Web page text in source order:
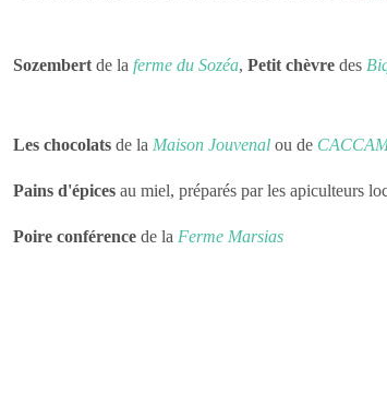
Sozembert de la ferme du Sozéa, Petit chèvre des
Les chocolats de la Maison Jouvenal ou de
Pains d'épices au miel, préparés par les apiculteurs
Poire conférence de la Ferme Marsias